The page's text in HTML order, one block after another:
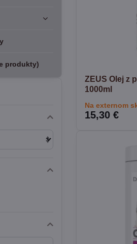
ZEUS Olej z
1000ml
Na externom
15,30 €
produkty)